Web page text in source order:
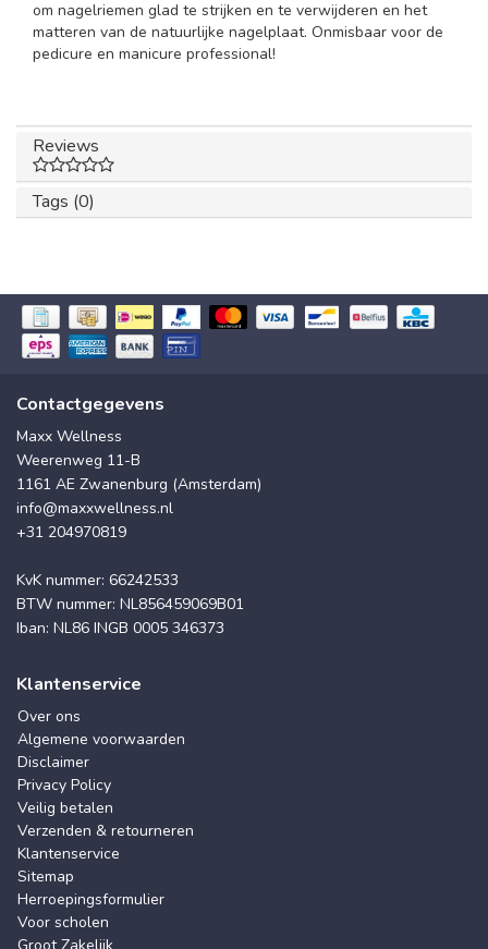
om nagelriemen glad te strijken en te verwijderen en het
matteren van de natuurlijke nagelplaat. Onmisbaar voor de
pedicure en manicure professional!
Reviews
Tags (0)
Contactgegevens
Maxx Wellness
Weerenweg 11-B
1161 AE Zwanenburg (Amsterdam)
info@maxxwellness.nl
+31 204970819
KvK nummer: 66242533
BTW nummer: NL856459069B01
Iban: NL86 INGB 0005 346373
Klantenservice
Over ons
Algemene voorwaarden
Disclaimer
Privacy Policy
Veilig betalen
Verzenden & retourneren
Klantenservice
Sitemap
Herroepingsformulier
Voor scholen